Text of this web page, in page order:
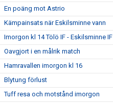
En poäng mot Astrio
Kämpainsats när Eskilsminne vann
Imorgon kl 14 Tölö IF - Eskilsminne IF
Oavgjort i en målrik match
Hamravallen imorgon kl 16
Blytung förlust
Tuff resa och motstånd imorgon